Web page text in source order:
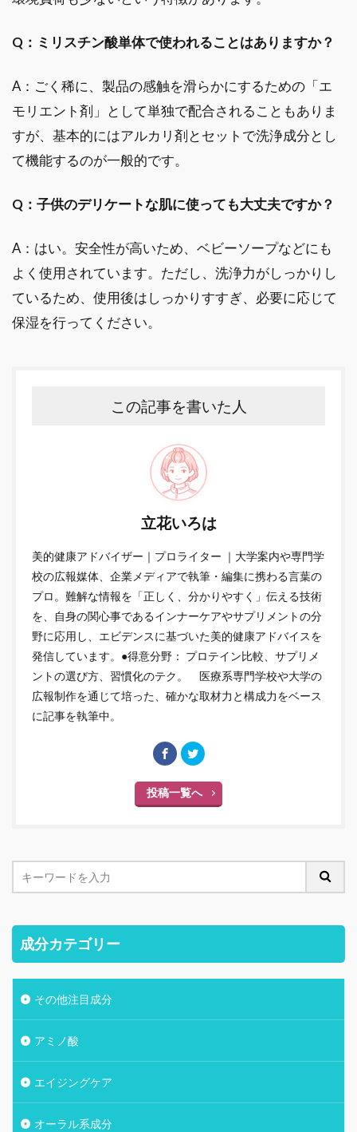
Q：ミリスチン酸単体で使われることはありますか？
A：ごく稀に、製品の感触を滑らかにするための「エ
モリエント剤」として単独で配合されることもありま
すが、基本的にはアルカリ剤とセットで洗浄成分とし
て機能するのが一般的です。
Q：子供のデリケートな肌に使っても大丈夫ですか？
A：はい。安全性が高いため、ベビーソープなどにも
よく使用されています。ただし、洗浄力がしっかりし
ているため、使用後はしっかりすすぎ、必要に応じて
保湿を行ってください。
この記事を書いた人
立花いろは
美的健康アドバイザー｜プロライター ｜大学案内や専門学
校の広報媒体、企業メディアで執筆・編集に携わる言葉の
プロ。難解な情報を「正しく、分かりやすく」伝える技術
を、自身の関心事であるインナーケアやサプリメントの分
野に応用し、エビデンスに基づいた美的健康アドバイスを
発信しています。●得意分野： プロテイン比較、サプリメ
ントの選び方、習慣化のテク。 医療系専門学校や大学の
広報制作を通じて培った、確かな取材力と構成力をベース
に記事を執筆中。
投稿一覧へ
成分カテゴリー
その他注目成分
アミノ酸
エイジングケア
オーラル系成分